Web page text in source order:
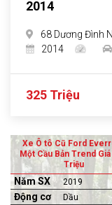
2014
68 Dương Đình
2014
325 Triệu
Xe Ô tô Cũ Ford
Một Cầu Bản Trend
Triệu
Năm SX 2019
Động cơ Dầu